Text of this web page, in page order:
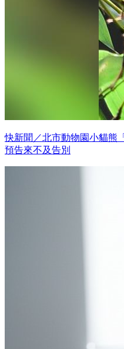
快新聞／北市動物園小貓
預告來不及告別